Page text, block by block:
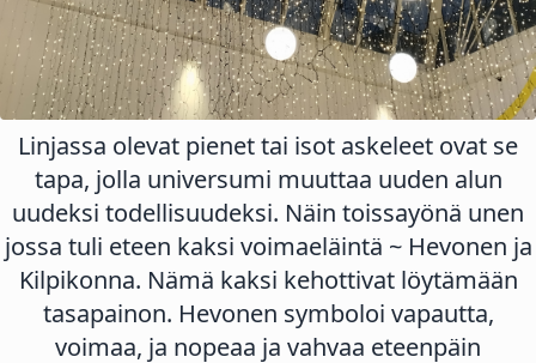
Linjassa olevat pienet tai isot askeleet ovat se
tapa, jolla universumi muuttaa uuden alun
uudeksi todellisuudeksi. Näin toissayönä unen
jossa tuli eteen kaksi voimaeläintä ~ Hevonen ja
Kilpikonna. Nämä kaksi kehottivat löytämään
tasapainon. Hevonen symboloi vapautta,
voimaa, ja nopeaa ja vahvaa eteenpäin